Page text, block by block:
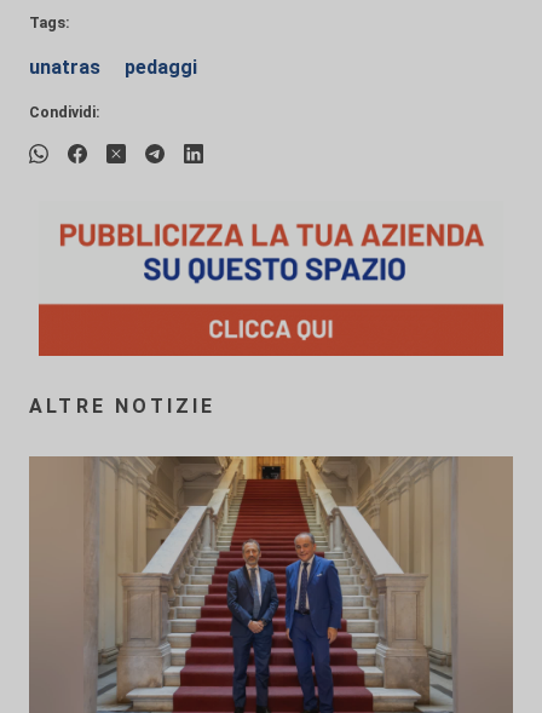
Tags:
unatras pedaggi
Condividi:
ALTRE NOTIZIE